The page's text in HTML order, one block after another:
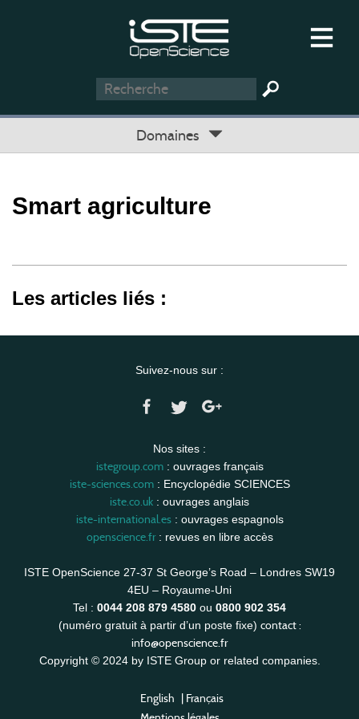
Domaines
Smart agriculture
Les articles liés :
Suivez-nous sur :
Nos sites :
istegroup.com: ouvrages français
iste-sciences.com: Encyclopédie SCIENCES
iste.co.uk : ouvrages anglais
iste-international.es: ouvrages espagnols
openscience.fr: revues en libre accès
ISTE OpenScience 27-37 St George’s Road – Londres SW19
4EU – Royaume-Uni
Tel : 0044 208 879 4580 ou 0800 902 354
(numéro gratuit à partir d’un poste fixe) contact :
info@openscience.fr
Copyright © 2024 by ISTE Group or related companies.
English | Français